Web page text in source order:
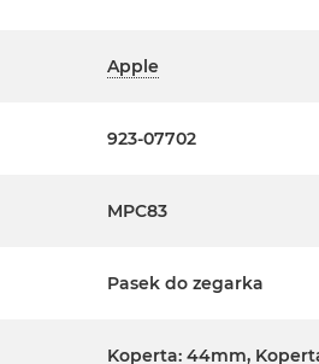
Apple
923-07702
MPC83
Pasek do zegarka
Koperta: 44mm,